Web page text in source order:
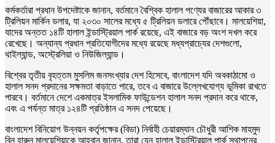
কর্মকর্তারা প্রধান উপদেষ্টাকে জানান, বর্তমানে বৈশ্বিক হালাল পণ্যের বাজারের আকার ৩
ট্রিলিয়ন মার্কিন ডলার, যা ২০৩০ সালের মধ্যে ৫ ট্রিলিয়ন ডলারে পৌঁছাবে। মালয়েশিয়া,
যাদের অন্তত ১৪টি হালাল ইন্ডাস্ট্রিয়াল পার্ক রয়েছে, এই বাজারে বড় অংশ দখল করে
রেখেছে। অন্যান্য প্রধান প্রতিযোগীদের মধ্যে রয়েছে মধ্যপ্রাচ্যের দেশগুলো,
থাইল্যান্ড, অস্ট্রেলিয়া ও নিউজিল্যান্ড।
বিশ্বের তৃতীয় বৃহত্তম মুসলিম জনসংখ্যার দেশ হিসেবে, বাংলাদেশ যদি অবকাঠামো ও
হালাল সনদ প্রদানের সক্ষমতা বাড়াতে পারে, তবে এ বাজারে উল্লেখযোগ্য ভূমিকা রাখতে
পারবে। বর্তমানে দেশে একমাত্র ইসলামিক ফাউন্ডেশন হালাল সনদ প্রদান করে থাকে,
এবং এ পর্যন্ত মাত্র ১২৪টি প্রতিষ্ঠান এ সনদ পেয়েছে।
বাংলাদেশ বিনিয়োগ উন্নয়ন কর্তৃপক্ষের (বিডা) নির্বাহী চেয়ারম্যান চৌধুরী আশিক মাহমুদ
বিন হারুন মালয়েশিয়াকে আহ্বান জানান, তারা যেন হালাল ইন্ডাস্ট্রিয়াল পার্ক স্থাপনের